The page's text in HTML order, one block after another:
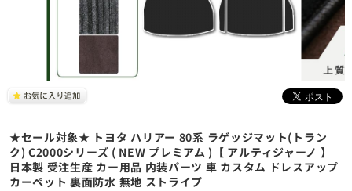
★セール対象★ トヨタ ハリアー 80系 ラゲッジマット(トラン
ク) C2000シリーズ ( NEW プレミアム )【 アルティジャーノ 】
日本製 受注生産 カー用品 内装パーツ 車 カスタム ドレスアップ
カーペット 裏面防水 無地 ストライプ